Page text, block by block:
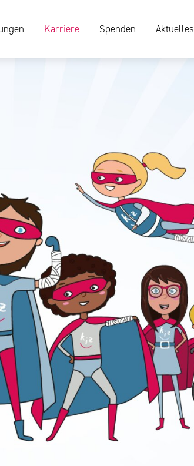
Karriere Spenden Aktuelles